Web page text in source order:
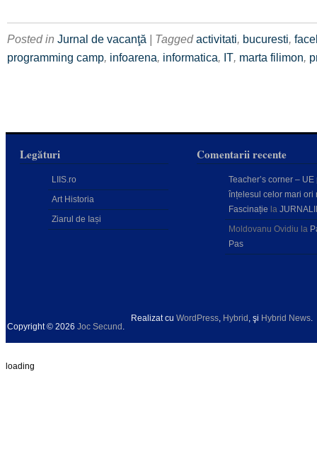
Posted in Jurnal de vacanţă | Taggedactivitati, bucuresti,
programming camp, infoarena, informatica, IT, marta filimon,
Legături
LIIS.ro
Art Historia
Ziarul de Iași
Comentarii recente
Teacher’s corner – UE
înțelesul celor mari ori
Fascinație la
Moldovanu Ovidiu la
Pas
Copyright © 2026 Joc Secund
Realizat cu WordPress Hybrid , şi Hybrid News
loading